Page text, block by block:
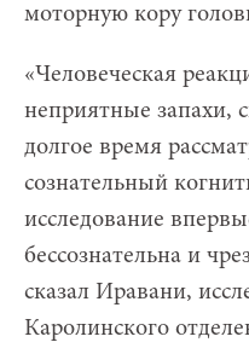
моторную кору
«Человеческая
неприятные запахи,
долгое время
сознательный
исследование
бессознательна и
сказал Иравани,
Каролинского